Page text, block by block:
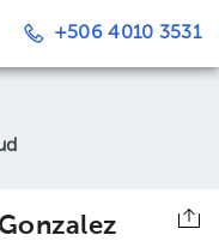
+506 4010 3531